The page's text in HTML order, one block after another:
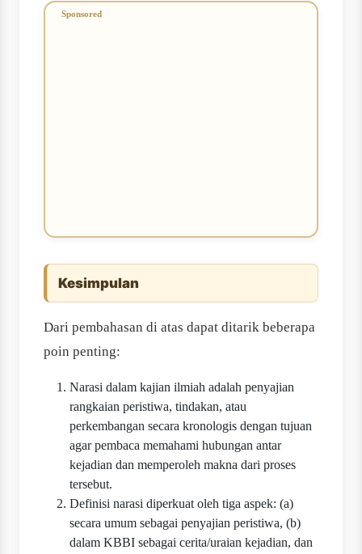
Kesimpulan
Dari pembahasan di atas dapat ditarik beberapa
poin penting:
Narasi dalam kajian ilmiah adalah penyajian
rangkaian peristiwa, tindakan, atau
perkembangan secara kronologis dengan tujuan
agar pembaca memahami hubungan antar
kejadian dan memperoleh makna dari proses
tersebut.
Definisi narasi diperkuat oleh tiga aspek: (a)
secara umum sebagai penyajian peristiwa, (b)
dalam KBBI sebagai cerita/uraian kejadian, dan